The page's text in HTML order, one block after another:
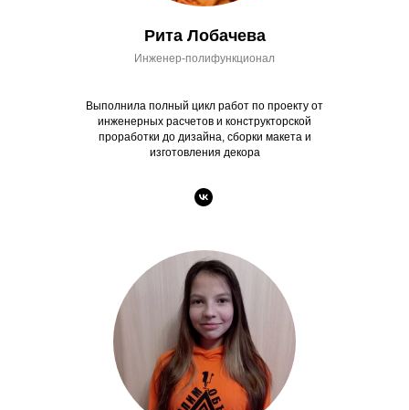
Рита Лобачева
Инженер-полифункционал
Выполнила полный цикл работ по проекту от
инженерных расчетов и конструкторской
проработки до дизайна, сборки макета и
изготовления декора
окраски, представляет собой
уникальный памятник
промышленной архитектуры
конструктивизм, является
Орджоникидзевского района
города Екатеринбурга, и
известна не только в нашем
городе, но и за его
пределами.